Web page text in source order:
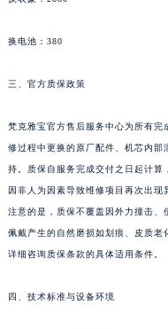
换电池：380
三、官方质保政策
梵克雅宝官方售后服务中心为所有
修过程中更换的原厂配件、机芯内
持。质保自服务完成交付之日起计
因非人为因素导致维修项目再次出
注意的是，质保不覆盖因外力撞击、
佩戴产生的自然磨损如划痕、皮质老
详细咨询质保条款的具体适用条件。
四、技术标准与设备环境